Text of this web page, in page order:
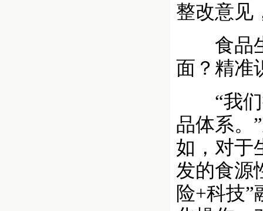
整改意见
食品生
面？精准
“我们
品体系。
如，对于
发的食源
险+科技